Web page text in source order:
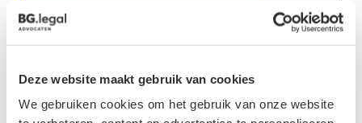
Deze website maakt gebruik van cookies
We gebruiken cookies om het gebruik van onze website